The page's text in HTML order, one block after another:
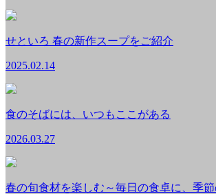
せといろ 春の新作スープをご紹介
2025.02.14
食のそばには、いつもここがある
2026.03.27
春の旬食材を楽しむ～毎日の食卓に、季